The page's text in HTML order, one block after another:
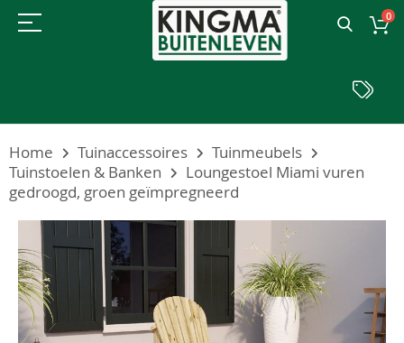
0
Home Tuinaccessoires
Tuinmeubels
Tuinstoelen & Banken
Loungestoel Miami vuren
gedroogd, groen geïmpregneerd
het
einde
van
de
afbeeldingen-
gallerij